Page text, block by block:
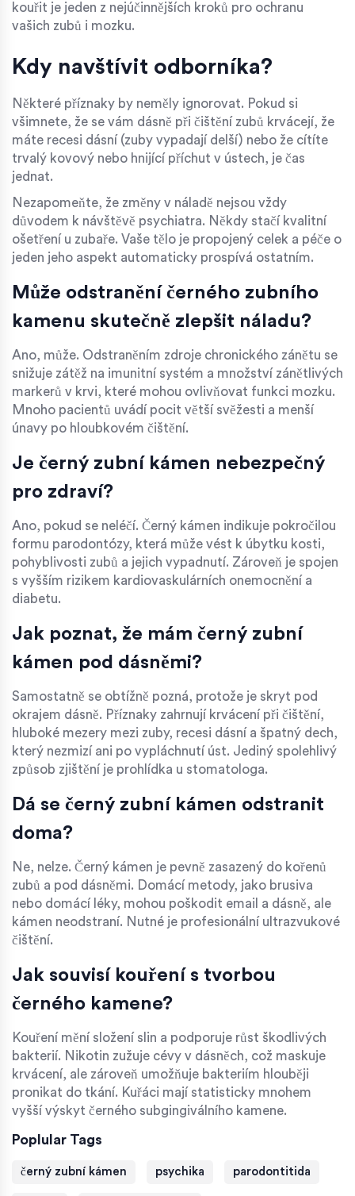
kouřit je jeden z nejúčinnějších kroků pro ochranu
vašich zubů i mozku.
Kdy navštívit odborníka?
Některé příznaky by neměly ignorovat. Pokud si
všimnete, že se vám dásně při čištění zubů krvácejí, že
máte recesi dásní (zuby vypadají delší) nebo že cítíte
trvalý kovový nebo hnijící příchut v ústech, je čas
jednat.
Nezapomeňte, že změny v náladě nejsou vždy
důvodem k návštěvě psychiatra. Někdy stačí kvalitní
ošetření u zubaře. Vaše tělo je propojený celek a péče o
jeden jeho aspekt automaticky prospívá ostatním.
Může odstranění černého zubního
kamenu skutečně zlepšit náladu?
Ano, může. Odstraněním zdroje chronického zánětu se
snižuje zátěž na imunitní systém a množství zánětlivých
markerů v krvi, které mohou ovlivňovat funkci mozku.
Mnoho pacientů uvádí pocit větší svěžesti a menší
únavy po hloubkovém čištění.
Je černý zubní kámen nebezpečný
pro zdraví?
Ano, pokud se neléčí. Černý kámen indikuje pokročilou
formu parodontózy, která může vést k úbytku kosti,
pohyblivosti zubů a jejich vypadnutí. Zároveň je spojen
s vyšším rizikem kardiovaskulárních onemocnění a
diabetu.
Jak poznat, že mám černý zubní
kámen pod dásněmi?
Samostatně se obtížně pozná, protože je skryt pod
okrajem dásně. Příznaky zahrnují krvácení při čištění,
hluboké mezery mezi zuby, recesi dásní a špatný dech,
který nezmizí ani po vypláchnutí úst. Jediný spolehlivý
způsob zjištění je prohlídka u stomatologa.
Dá se černý zubní kámen odstranit
doma?
Ne, nelze. Černý kámen je pevně zasazený do kořenů
zubů a pod dásněmi. Domácí metody, jako brusiva
nebo domácí léky, mohou poškodit email a dásně, ale
kámen neodstraní. Nutné je profesionální ultrazvukové
čištění.
Jak souvisí kouření s tvorbou
černého kamene?
Kouření mění složení slin a podporuje růst škodlivých
bakterií. Nikotin zužuje cévy v dásněch, což maskuje
krvácení, ale zároveň umožňuje bakteriím hlouběji
pronikat do tkání. Kuřáci mají statisticky mnohem
vyšší výskyt černého subgingiválního kamene.
Poplular Tags
černý zubní kámen psychika parodontitida